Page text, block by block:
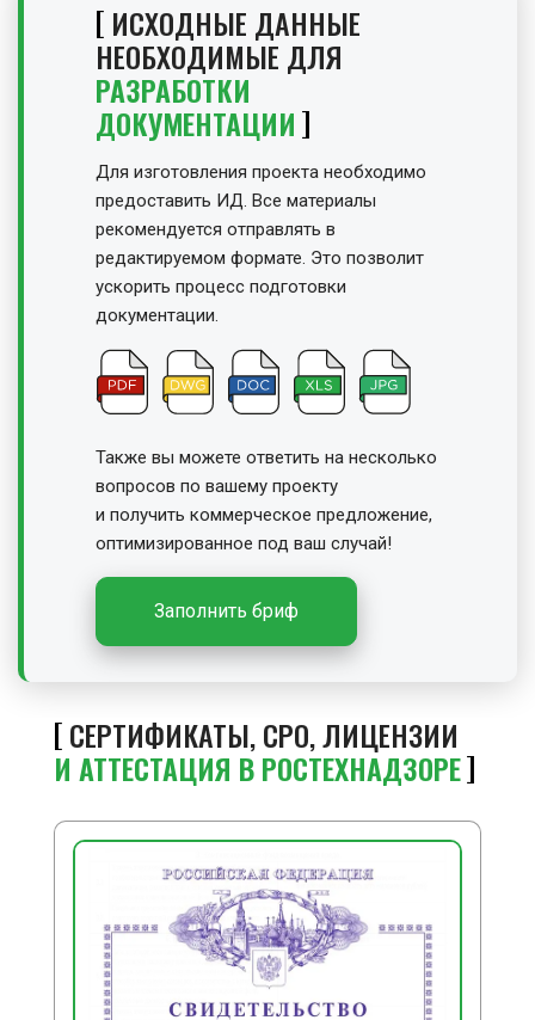
ИСХОДНЫЕ ДАННЫЕ
НЕОБХОДИМЫЕ ДЛЯ
РАЗРАБОТКИ
ДОКУМЕНТАЦИИ
Для изготовления проекта необходимо
предоставить ИД. Все материалы
рекомендуется отправлять в
редактируемом формате. Это позволит
ускорить процесс подготовки
документации.
Также вы можете ответить на несколько
вопросов по вашему проекту
и получить коммерческое предложение,
оптимизированное под ваш случай!
Заполнить бриф
СЕРТИФИКАТЫ, СРО, ЛИЦЕНЗИИ
И АТТЕСТАЦИЯ В РОСТЕХНАДЗОРЕ